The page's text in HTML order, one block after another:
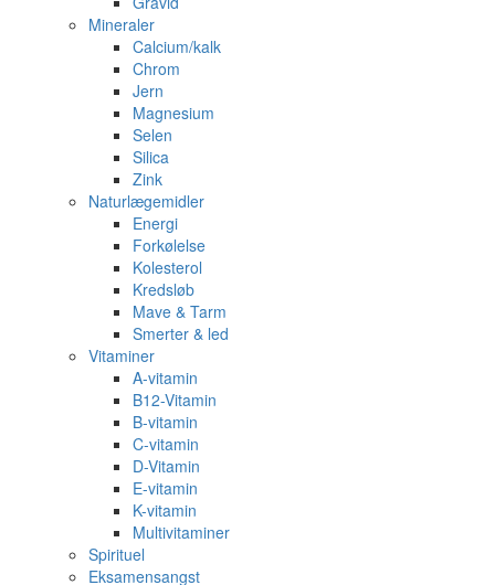
Mineraler
Calcium/kalk
Chrom
Jern
Magnesium
Selen
Silica
Zink
Naturlægemidler
Energi
Forkølelse
Kolesterol
Kredsløb
Mave & Tarm
Smerter & led
Vitaminer
A-vitamin
B12-Vitamin
B-vitamin
C-vitamin
D-Vitamin
E-vitamin
K-vitamin
Multivitaminer
Spirituel
Eksamensangst